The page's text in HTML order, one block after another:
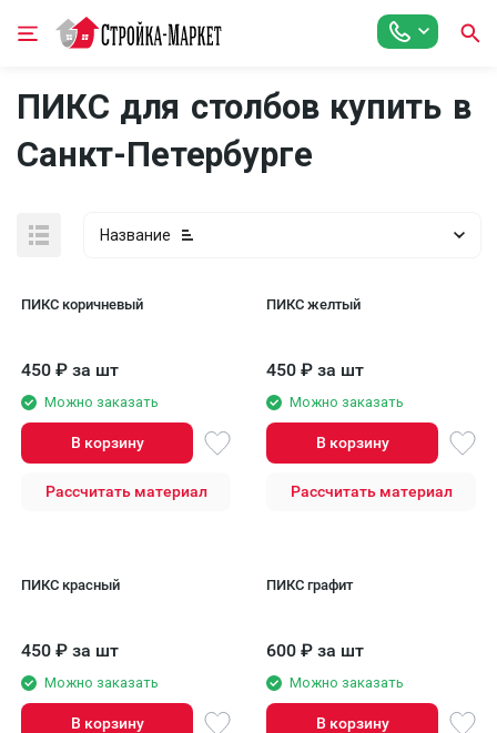
ПИКС для столбов купить в
Санкт-Петербурге
Название
ПИКС коричневый
450 ₽ за шт
Можно заказать
В корзину
Рассчитать материал
ПИКС желтый
450 ₽ за шт
Можно заказать
В корзину
Рассчитать материал
ПИКС красный
450 ₽ за шт
Можно заказать
В корзину
ПИКС графит
600 ₽ за шт
Можно заказать
В корзину